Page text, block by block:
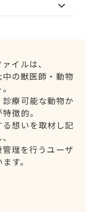
イルは、
の獣医師・動物
療可能な動物か
徴的。
想いを取材し記
理を行うユーザ
す。